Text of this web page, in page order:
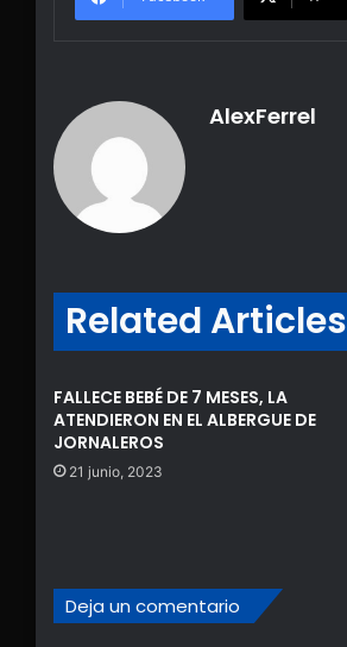
AlexFerrel
Related Articles
FALLECE BEBÉ DE 7 MESES, LA
ATENDIERON EN EL ALBERGUE DE
JORNALEROS
21 junio, 2023
Deja un comentario